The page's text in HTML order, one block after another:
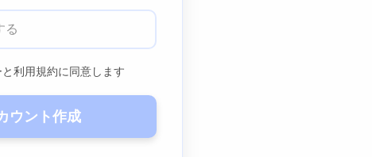
利用規約に同意します
ウント作成